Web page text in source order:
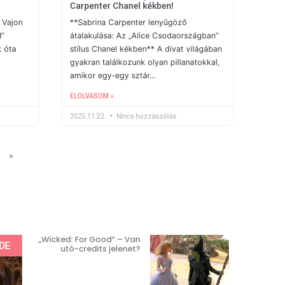
óta
Carpenter Chanel kékben!
**Sabrina Carpenter lenyűgöző
átalakulása: Az „Alice Csodaországban”
stílus Chanel kékben** A divat világában
gyakran találkozunk olyan pillanatokkal,
amikor egy-egy sztár...
ELOLVASOM »
2025.11.22. Nincs hozzászólás
»
„Wicked: For Good” – Van
utó-credits jelenet?